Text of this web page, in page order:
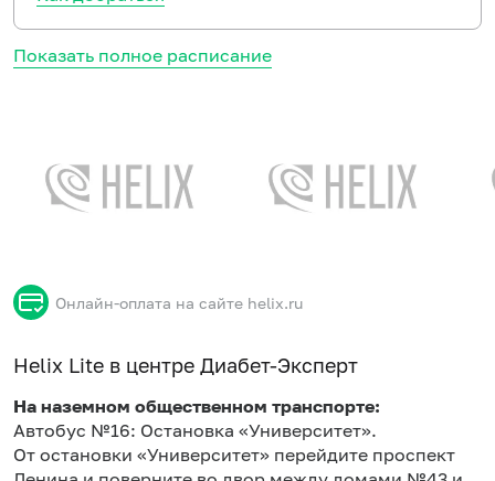
Показать полное расписание
Онлайн-оплата на сайте helix.ru
Helix Lite в центре Диабет-Эксперт
На наземном общественном транспорте:
Автобус №16: Остановка «Университет».
От остановки «Университет» перейдите проспект